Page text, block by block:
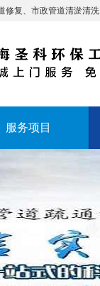
修复、市政管道清淤清
服务项目